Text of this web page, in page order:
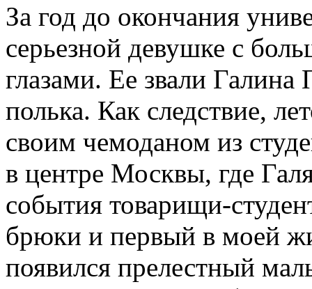
За год до окончания
серьезной девушке с
глазами. Ее звали
полька. Как следствие,
своим чемоданом из
в центре Москвы, где
события товарищи-
брюки и первый в моей
появился прелестный